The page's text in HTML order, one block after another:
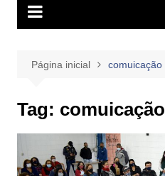
Página inicial comuicação
Tag: comuicação